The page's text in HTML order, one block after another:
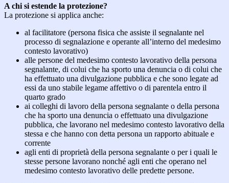
A chi si estende la protezione?
La protezione si applica anche:
al facilitatore (persona fisica che assiste il segnalante nel
processo di segnalazione e operante all’interno del medesimo
contesto lavorativo)
alle persone del medesimo contesto lavorativo della persona
segnalante, di colui che ha sporto una denuncia o di colui che
ha effettuato una divulgazione pubblica e che sono legate ad
essi da uno stabile legame affettivo o di parentela entro il
quarto grado
ai colleghi di lavoro della persona segnalante o della persona
che ha sporto una denuncia o effettuato una divulgazione
pubblica, che lavorano nel medesimo contesto lavorativo della
stessa e che hanno con detta persona un rapporto abituale e
corrente
agli enti di proprietà della persona segnalante o per i quali le
stesse persone lavorano nonché agli enti che operano nel
medesimo contesto lavorativo delle predette persone.